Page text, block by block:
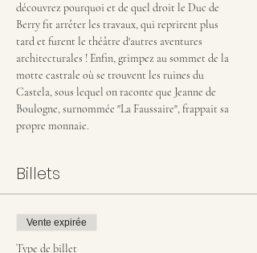
découvrez pourquoi et de quel droit le Duc de
Berry fit arrêter les travaux, qui reprirent plus
tard et furent le théâtre d'autres aventures
architecturales ! Enfin, grimpez au sommet de la
motte castrale où se trouvent les ruines du
Castela, sous lequel on raconte que Jeanne de
Boulogne, surnommée "La Faussaire", frappait sa
propre monnaie.
Billets
Vente expirée
Type de billet